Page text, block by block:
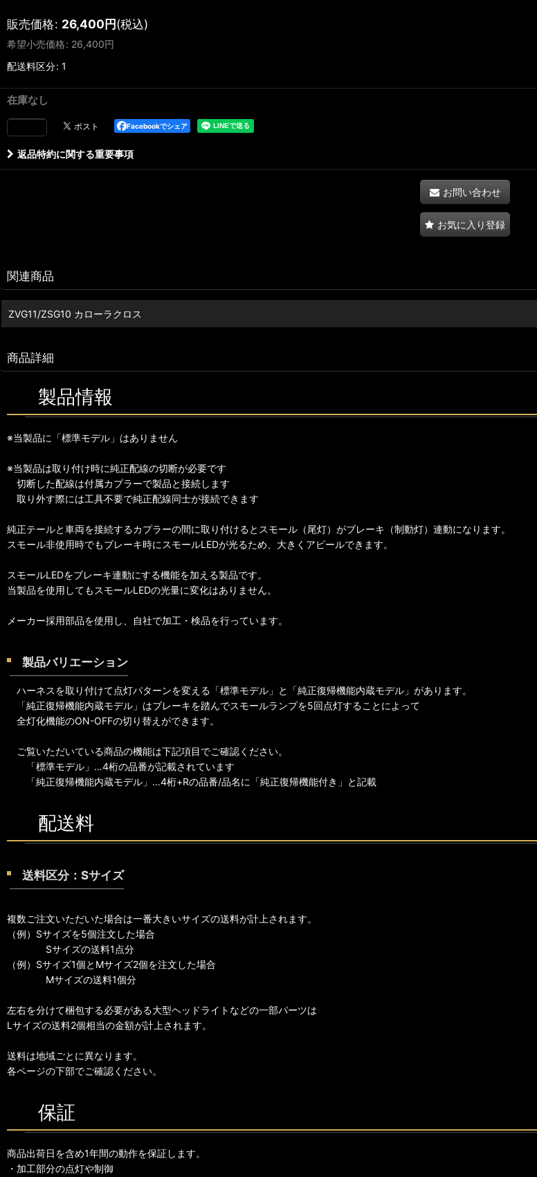
販売価格: 26,400円(税込)
希望小売価格: 26,400円
配送料区分: 1
在庫なし
Facebookでシェア
返品特約に関する重要事項
お問い合わせ
お気に入り登録
関連商品
ZVG11/ZSG10 カローラクロス
商品詳細
製品情報
※当製品に「標準モデル」はありません
※当製品は取り付け時に純正配線の切断が必要です
切断した配線は付属カプラーで製品と接続します
取り外す際には工具不要で純正配線同士が接続できます
純正テールと車両を接続するカプラーの間に取り付けるとスモール（尾灯）がブレーキ（制動灯）連動になります。
スモール非使用時でもブレーキ時にスモールLEDが光るため、大きくアピールできます。
スモールLEDをブレーキ連動にする機能を加える製品です。
当製品を使用してもスモールLEDの光量に変化はありません。
メーカー採用部品を使用し、自社で加工・検品を行っています。
製品バリエーション
ハーネスを取り付けて点灯パターンを変える「標準モデル」と「純正復帰機能内蔵モデル」があります。
「純正復帰機能内蔵モデル」はブレーキを踏んでスモールランプを5回点灯することによって
全灯化機能のON-OFFの切り替えができます。
ご覧いただいている商品の機能は下記項目でご確認ください。
「標準モデル」…4桁の品番が記載されています
「純正復帰機能内蔵モデル」…4桁+Rの品番/品名に「純正復帰機能付き」と記載
配送料
送料区分：Sサイズ
複数ご注文いただいた場合は一番大きいサイズの送料が計上されます。
（例）Sサイズを5個注文した場合
Sサイズの送料1点分
（例）Sサイズ1個とMサイズ2個を注文した場合
Mサイズの送料1個分
左右を分けて梱包する必要がある大型ヘッドライトなどの一部パーツは
Lサイズの送料2個相当の金額が計上されます。
送料は地域ごとに異なります。
各ページの下部でご確認ください。
保証
商品出荷日を含め1年間の動作を保証します。
・加工部分の点灯や制御